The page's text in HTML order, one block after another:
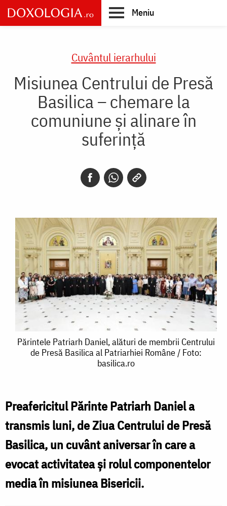
Skip
to
main
Meniu
Cuvântul ierarhului
Misiunea Centrului de Presă
Basilica – chemare la
comuniune și alinare în
suferință
Părintele
Patriarh
de
membrii
Centrului
de
Presă
Părintele Patriarh Daniel, alături de membrii Centrului
de Presă Basilica al Patriarhiei Române / Foto:
basilica.ro
Preafericitul Părinte Patriarh Daniel a
transmis luni, de Ziua Centrului de Presă
Basilica, un cuvânt aniversar în care a
evocat activitatea și rolul componentelor
media în misiunea Bisericii.